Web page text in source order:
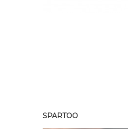
SPARTOO